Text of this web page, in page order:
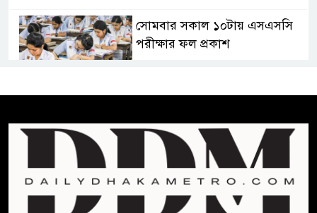
সোমবার সকাল ১০টায় এসএসসি
পরীক্ষার ফল প্রকাশ
প্রধানমন্ত্রী
ফিফা সভাপতির বিরুদ্ধে এবার
‘নারী সংক্রান্ত অভিযোগ